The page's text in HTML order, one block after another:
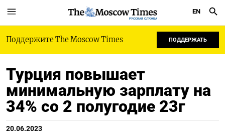
РУССКАЯ СЛУЖБА
EN
Поддержите The Moscow Times ПОДДЕРЖАТЬ
Турция повышает
минимальную зарплату на
34% со 2 полугодие 23г
20.06.2023